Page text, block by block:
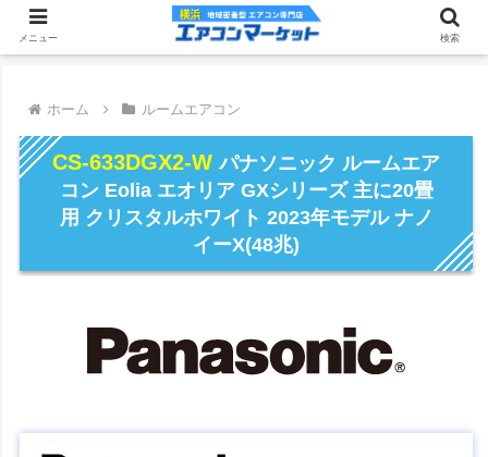
ホーム ルームエアコン
CS-633DGX2-Wパナソニック ルームエア
コン Eolia エオリア GXシリーズ 主に20畳
用 クリスタルホワイト 2023年モデル ナノ
イーX(48兆)
メニュー 検索